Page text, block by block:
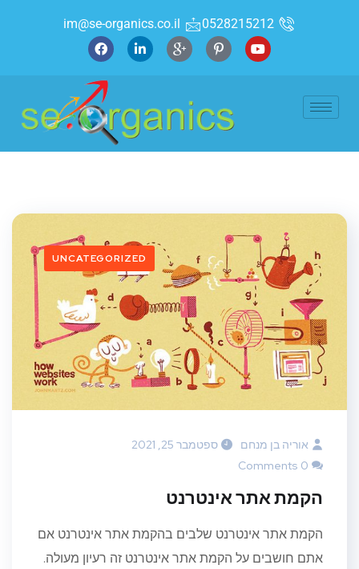
0528215212
im@se-organics.co.il
UNCATEGORIZED
אוריה בן מנחם
ספטמבר 25, 2021
0 Comments
הקמת אתר אינטרנט
הקמת אתר אינטרנט שלבים בהקמת אתר אינטרנט אם
אתם חושבים על הקמת אתר אינטרנט זה רעיון מעולה.